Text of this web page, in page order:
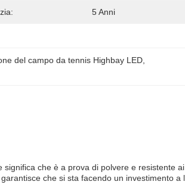
5 Anni
del campo da tennis Highbay LED
che è a prova di polvere e resistente
che si sta facendo un investimento a